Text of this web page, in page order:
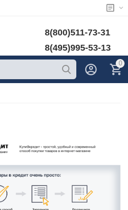
8(800)511-73-31
8(495)995-53-13
0